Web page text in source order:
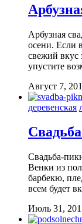
Арбузная
осени. Если
свежий вкус
упустите
Август 7,
деревенская
Свадьба-
Венки из
барбекю,
всем будет
Июль 31,